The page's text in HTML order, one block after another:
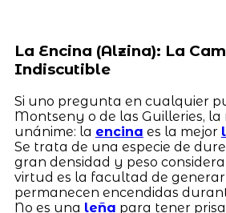
La Encina (Alzina): La
Indiscutible
Si uno pregunta en cualquier
Montseny o de las Guilleries, la
unánime: la encina es la mejor
Se trata de una especie de
gran densidad y peso
virtud es la facultad de
permanecen encendidas
No es una leña para tener